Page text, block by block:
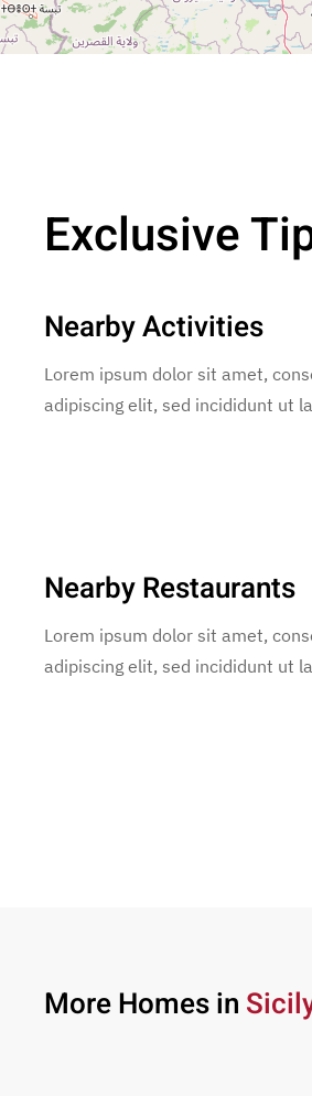
Exclusive
Nearby Activities
Lorem ipsum dolor sit amet,
adipiscing elit, sed incididunt ut
Nearby Restaurants
Lorem ipsum dolor sit amet,
adipiscing elit, sed incididunt ut
More Homes in